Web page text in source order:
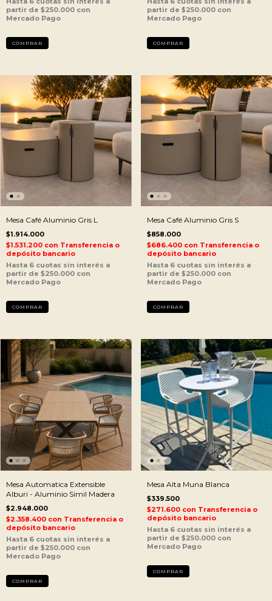
Mesa Café Aluminio Gris L
$1.914.000
$1.531.200 con Transferencia o
depósito bancario
Mesa Café Aluminio Gris S
$858.000
$686.400 con Transferencia o
depósito bancario
Mesa Automatica Extensible
Alburi - Aluminio Simil Madera
$2.948.000
$2.358.400 con Transferencia o
depósito bancario
Mesa Alta Muna Blanca
$339.500
$271.600 con Transferencia o
depósito bancario